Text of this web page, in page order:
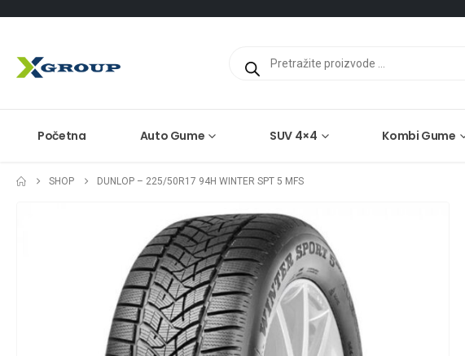
search
Početna Auto Gume SUV 4×4 Kombi Gume
SHOP DUNLOP – 225/50R17 94H WINTER SPT 5 MFS